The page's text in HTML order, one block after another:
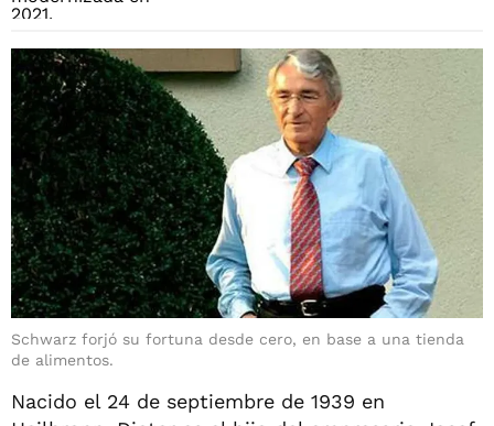
Schwarz forjó su fortuna desde cero, en base a una tienda
de alimentos.
Nacido el 24 de septiembre de 1939 en